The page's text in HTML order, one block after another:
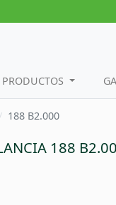
188 B2.000
188